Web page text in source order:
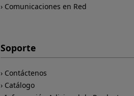
Comunicaciones en Red
Soporte
Contáctenos
Catálogo